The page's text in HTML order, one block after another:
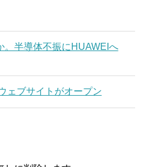
。半導体不振にHUAWEIへ
ェブサイトがオープン